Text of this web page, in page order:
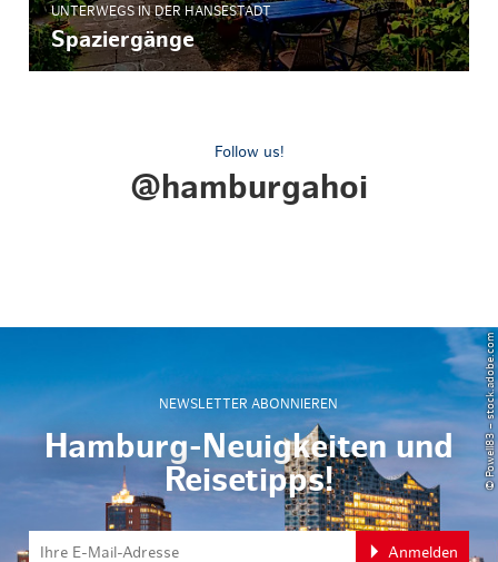
UNTERWEGS IN DER HANSESTADT
Spaziergänge
Follow us!
@hamburgahoi
NEWSLETTER ABONNIEREN
Hamburg-Neuigkeiten und
Reisetipps!
Anmelden
© Powell83 – stock.adobe.com